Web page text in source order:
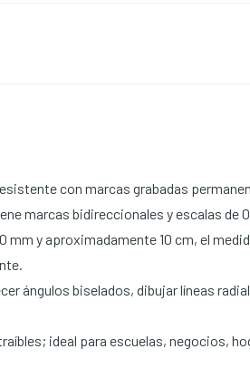
con marcas grabadas
marcas bidireccionales y escalas de 0
y aproximadamente 10 cm, el
ángulos biselados, dibujar líneas
ideal para escuelas, negocios,